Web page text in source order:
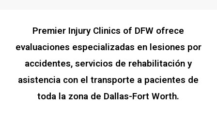
Premier Injury Clinics of DFW ofrece
evaluaciones especializadas en lesiones por
accidentes, servicios de rehabilitación y
asistencia con el transporte a pacientes de
toda la zona de Dallas-Fort Worth.